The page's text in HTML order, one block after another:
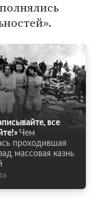
все
Чем
проходившая
массовая казнь